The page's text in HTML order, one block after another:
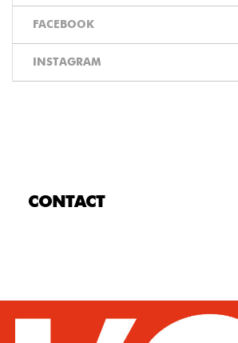
FACEBOOK
INSTAGRAM
CONTACT